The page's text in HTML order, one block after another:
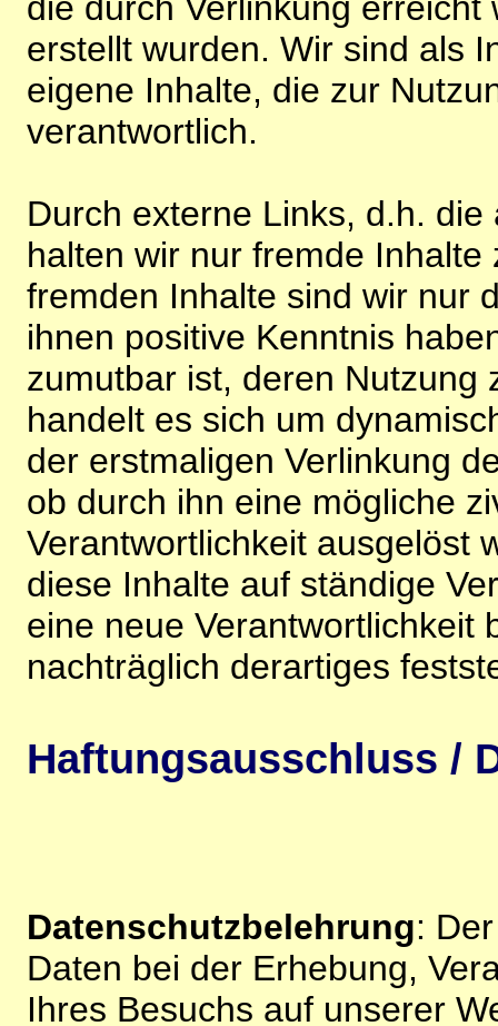
erstellt wurden. Wir sind als
eigene Inhalte, die zur
verantwortlich.
Durch externe Links, d.h.
halten wir nur fremde
fremden Inhalte sind wir nur
ihnen positive Kenntnis
zumutbar ist, deren Nutzung
handelt es sich um
der erstmaligen Verlinkung
ob durch ihn eine mögliche
Verantwortlichkeit ausgelöst
diese Inhalte auf ständige
eine neue Verantwortlichkeit
nachträglich derartiges
Haftungsausschluss /
Datenschutzbelehrung:
Daten bei der Erhebung,
Ihres Besuchs auf unserer